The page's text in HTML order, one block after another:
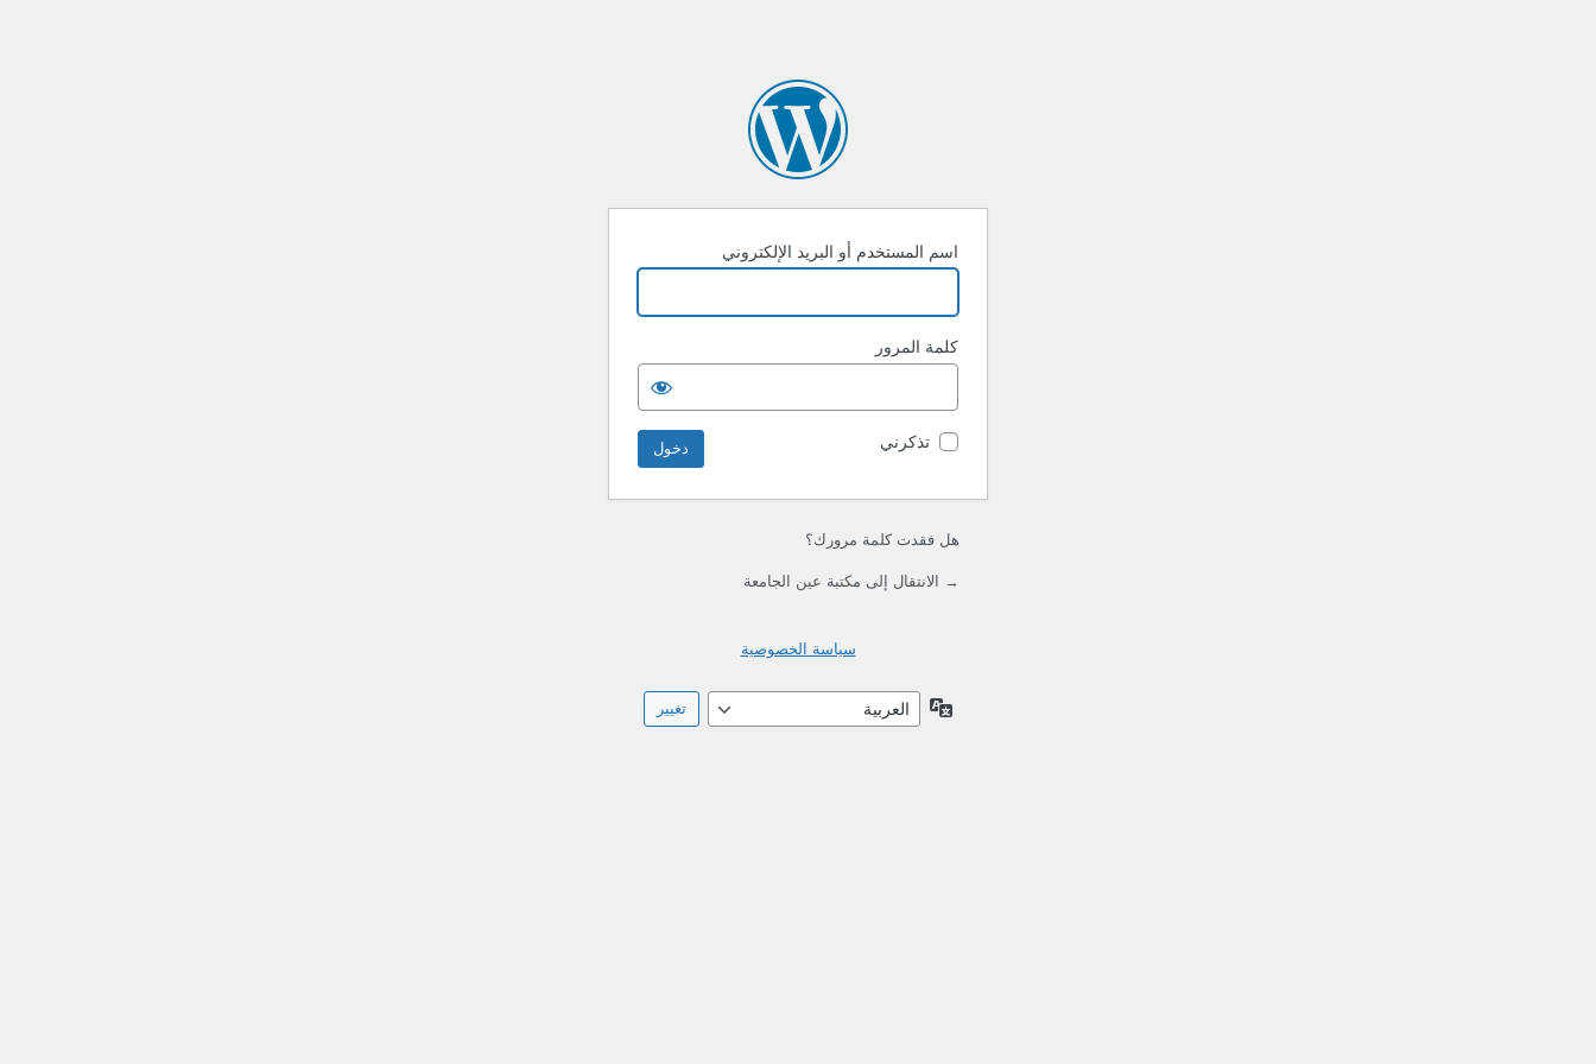
اسم المستخدم أو البريد الإلكتروني
كلمة المرور
تذكرني
هل فقدت كلمة مرورك؟
→ الانتقال إلى مكتبة عين الجامعة
سياسة الخصوصية
اللغة